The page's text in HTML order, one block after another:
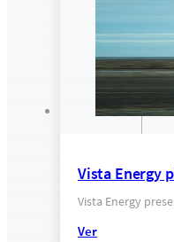
Vista Energy
Vista Energy
Ver